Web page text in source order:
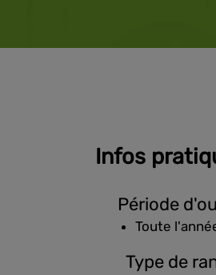
Infos
Période
Toute
Type de